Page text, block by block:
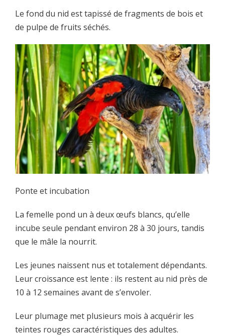
Le fond du nid est tapissé de fragments de bois et
de pulpe de fruits séchés.
Ponte et incubation
La femelle pond un à deux œufs blancs, qu’elle
incube seule pendant environ 28 à 30 jours, tandis
que le mâle la nourrit.
Les jeunes naissent nus et totalement dépendants.
Leur croissance est lente : ils restent au nid près de
10 à 12 semaines avant de s’envoler.
Leur plumage met plusieurs mois à acquérir les
teintes rouges caractéristiques des adultes.